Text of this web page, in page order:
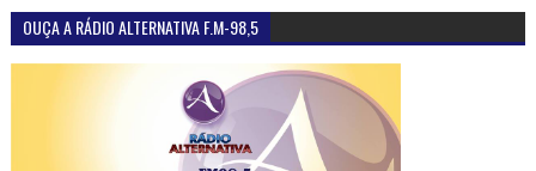
OUÇA A RÁDIO ALTERNATIVA F.M-98,5